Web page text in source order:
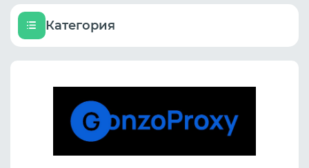
Категория